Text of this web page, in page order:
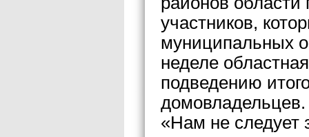
участников,
муниципальных
неделе
подведению
домовладельцев.
«Нам не следует